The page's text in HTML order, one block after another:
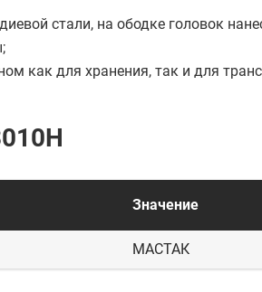
стали, на ободке головок
как для хранения, так и для
Значение
МАСТАК